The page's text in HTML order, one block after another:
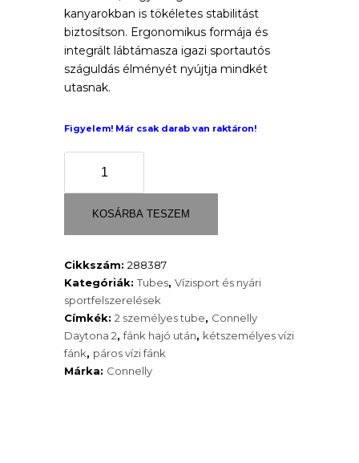
kanyarokban is tökéletes stabilitást
biztosítson. Ergonomikus formája és
integrált lábtámasza igazi sportautós
száguldás élményét nyújtja mindkét
utasnak.
Figyelem! Már csak darab van raktáron!
Daytona
2
személyes
(vontatható
tube)
mennyiség
KOSÁRBA TESZEM
Cikkszám: 288387
Kategóriák:Tubes, Vízisport és nyári
sportfelszerelések
Címkék: 2 személyes tube, Connelly
Daytona 2,fánk hajó után, kétszemélyes vízi
fánk, páros vízi fánk
Márka: Connelly